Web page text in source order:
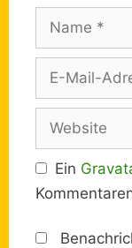
Name
Adresse
Website
Ein